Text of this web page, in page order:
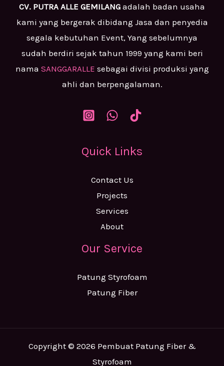
CV. PUTRA ALLE GEMILANG adalah badan usaha
kami yang bergerak dibidang Jasa dan penyedia
segala kebutuhan Event, Yang sebelumnya
sudah berdiri sejak tahun 1999 yang kami beri
nama SANGGARALLE sebagai divisi produksi yang
ahli dan berpengalaman.
Quick Links
Contact Us
Projects
Services
About
Our Service
Patung Styrofoam
Patung Fiber
Copyright © 2026 Pembuat Patung Fiber &
Styrofoam